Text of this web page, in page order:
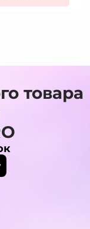
товара